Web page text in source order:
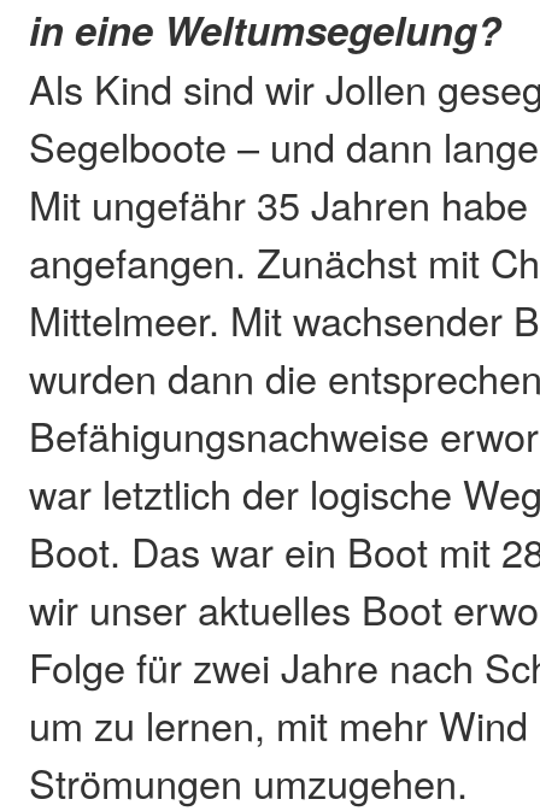
in eine Weltumsegelung?
Als Kind sind wir Jollen
Segelboote – und dann
Mit ungefähr 35 Jahren
angefangen. Zunächst mit
Mittelmeer. Mit wachsender
wurden dann die
Befähigungsnachweise
war letztlich der logische
Boot. Das war ein Boot mit
wir unser aktuelles Boot
Folge für zwei Jahre nach
um zu lernen, mit mehr
Strömungen umzugehen.